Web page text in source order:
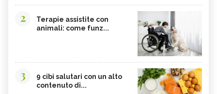
2
Terapie assistite con
animali: come funz...
3
9 cibi salutari con un alto
contenuto di...